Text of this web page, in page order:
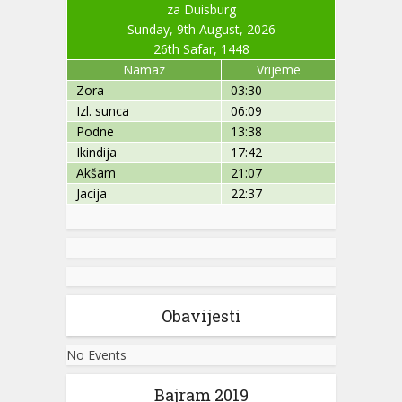
za Duisburg
Sunday, 9th August, 2026
26th Safar, 1448
Namaz
Vrijeme
Zora
03:30
Izl. sunca
06:09
Podne
13:38
Ikindija
17:42
Akšam
21:07
Jacija
22:37
Obavijesti
No Events
Bajram 2019